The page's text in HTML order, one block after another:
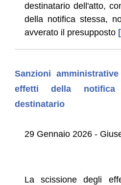
destinatario dell'atto,
della notifica stessa,
avverato il presupposto
Sanzioni
effetti della
destinatario
29 Gennaio 2026 -
La scissione degli